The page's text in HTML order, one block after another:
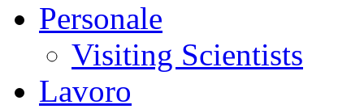
Personale
Visiting Scientists
Lavoro